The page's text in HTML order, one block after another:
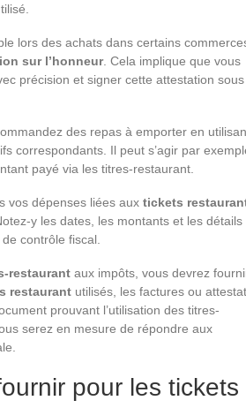
lors des achats dans certains
sur l’honneur. Cela implique que vous
précision et signer cette attestation sous
des repas à emporter en
correspondants. Il peut s’agir par
payé via les titres-restaurant.
vos dépenses liées aux tickets
y les dates, les montants et les détails
contrôle fiscal.
restaurant aux impôts, vous devrez
restaurant utilisés, les factures ou
prouvant l’utilisation des titres-
serez en mesure de répondre aux
pour les tickets